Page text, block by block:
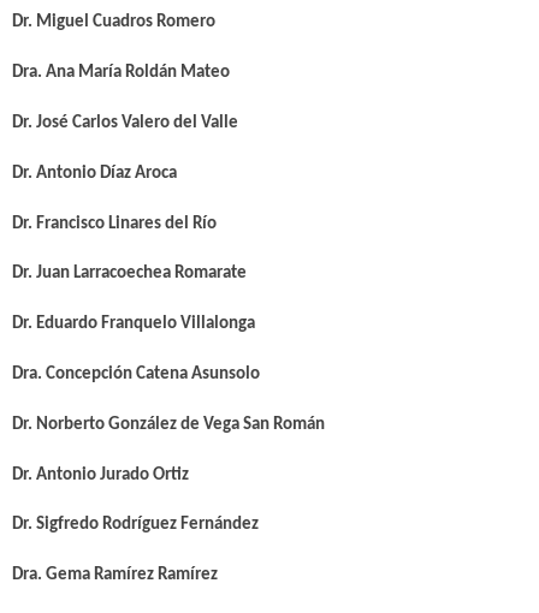
Dr. Miguel Cuadros Romero
Dra. Ana María Roldán Mateo
Dr. José Carlos Valero del Valle
Dr. Antonio Díaz Aroca
Dr. Francisco Linares del Río
Dr. Juan Larracoechea Romarate
Dr. Eduardo Franquelo Villalonga
Dra. Concepción Catena Asunsolo
Dr. Norberto González de Vega San Román
Dr. Antonio Jurado Ortiz
Dr. Sigfredo Rodríguez Fernández
Dra. Gema Ramírez Ramírez